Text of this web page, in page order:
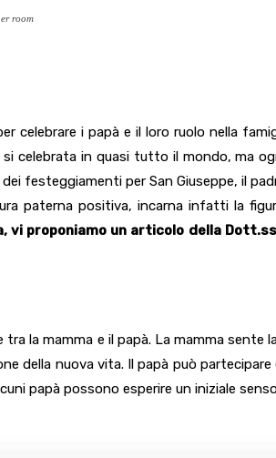
room
celebrare i papà e il loro ruolo nella
in quasi tutto il mondo, ma
festeggiamenti per San Giuseppe, il
paterna positiva, incarna infatti la
vi proponiamo un articolo della
la mamma e il papà. La mamma
della nuova vita. Il papà può
papà possono esperire un iniziale